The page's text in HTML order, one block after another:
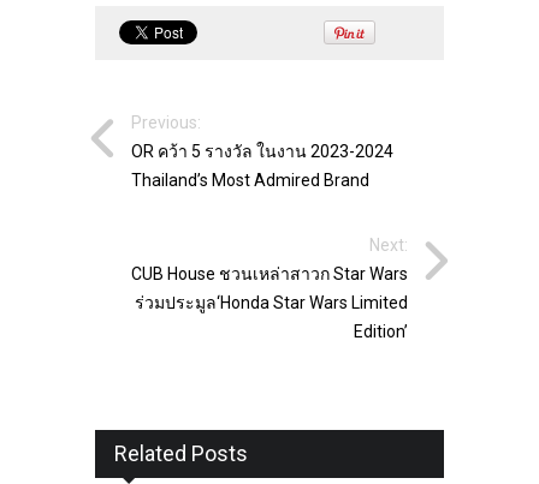
Previous:
OR คว้า 5 รางวัล ในงาน 2023-2024
Thailand’s Most Admired Brand
Next:
CUB House ชวนเหล่าสาวก Star Wars
ร่วมประมูล‘Honda Star Wars Limited
Edition’
Related Posts